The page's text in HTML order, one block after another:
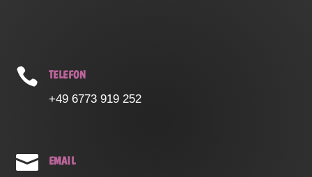

TELEFON
+49 6773 919 252

EMAIL